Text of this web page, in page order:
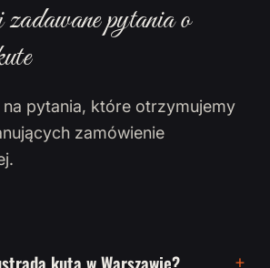
pytania o
pytania, które otrzymujemy
zamówienie
kuta w Warszawie?